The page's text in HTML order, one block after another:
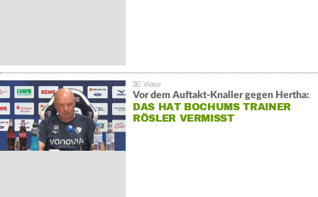
Vor dem Auftakt-Knaller gegen Hertha:
DAS HAT BOCHUMS TRAINER
RÖSLER VERMISST